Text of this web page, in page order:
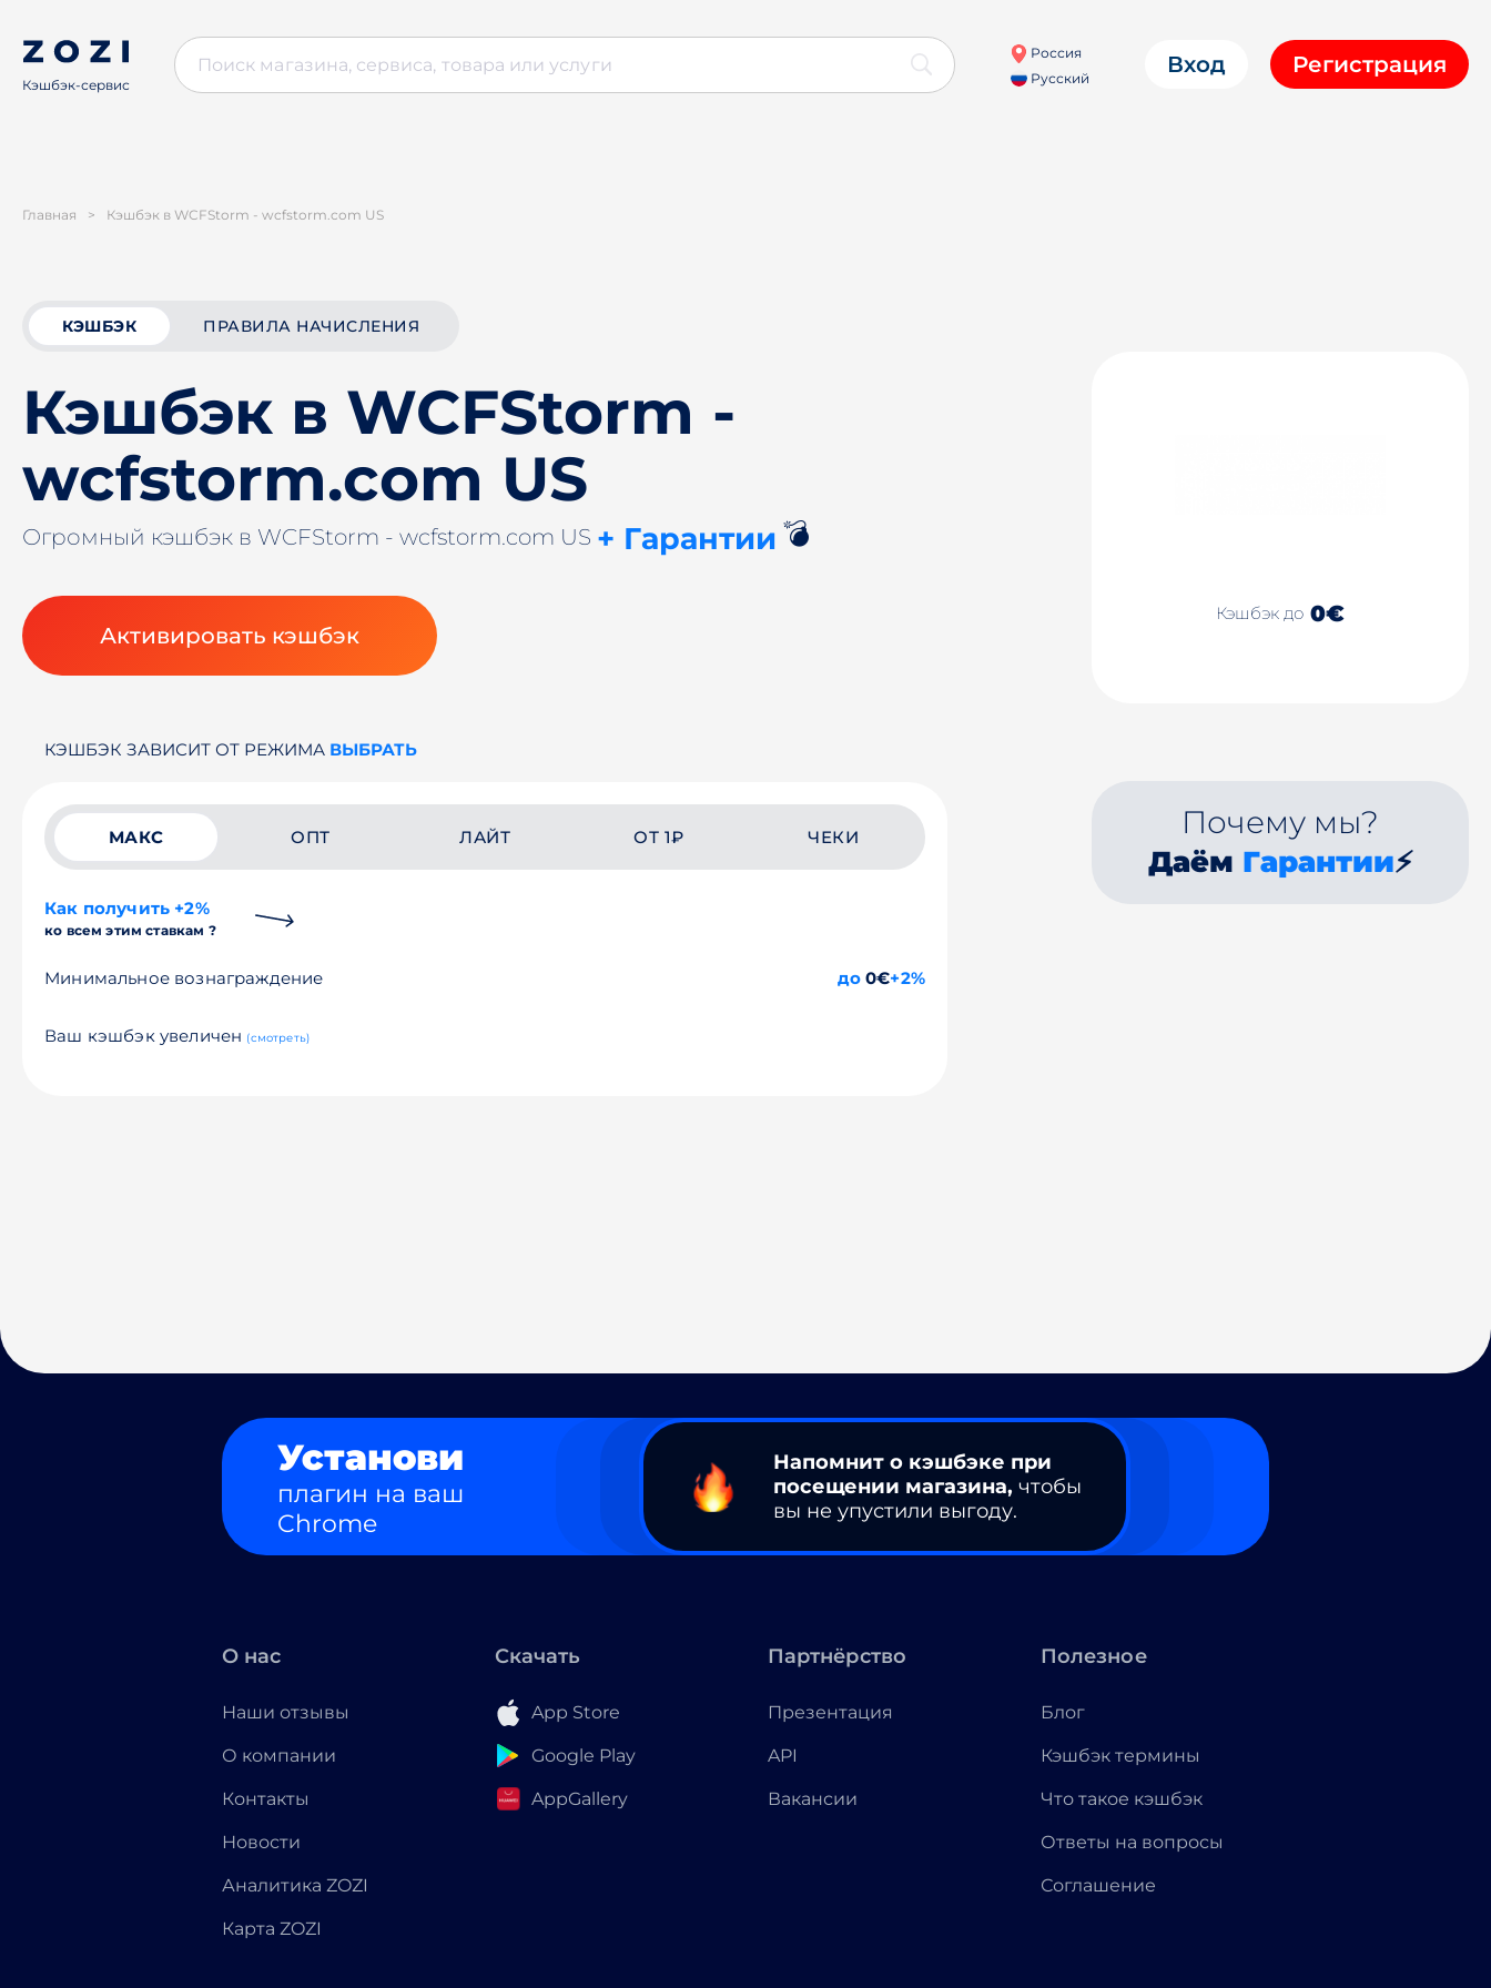
Кэшбэк-сервис
Россия
Русский
Вход Регистрация
Главная > Кэшбэк в WCFStorm - wcfstorm.com US
КЭШБЭК ПРАВИЛА НАЧИСЛЕНИЯ
Кэшбэк в WCFStorm -
wcfstorm.com US
Огромный кэшбэк в WCFStorm - wcfstorm.com US + Гарантии 💣
Активировать кэшбэк
Кэшбэк до 0€
КЭШБЭК ЗАВИСИТ ОТ РЕЖИМА ВЫБРАТЬ
МАКС ОПТ ЛАЙТ ОТ 1₽ ЧЕКИ
Как получить +2%
ко всем этим ставкам ?
Минимальное вознаграждение до0€+2%
Ваш кэшбэк увеличен (смотреть)
Почему мы?
Даём Гарантии⚡
Установи
плагин на ваш
Chrome
Напомнит о кэшбэке при
посещении магазина, чтобы
вы не упустили выгоду.
О нас
Наши отзывы
О компании
Контакты
Новости
Аналитика ZOZI
Карта ZOZI
Скачать
App Store
Google Play
AppGallery
Партнёрство
Презентация
API
Вакансии
Полезное
Блог
Кэшбэк термины
Что такое кэшбэк
Ответы на вопросы
Соглашение